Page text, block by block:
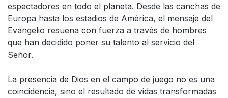
espectadores en todo el planeta. Desde las canchas de
Europa hasta los estadios de América, el mensaje del
Evangelio resuena con fuerza a través de hombres
que han decidido poner su talento al servicio del
Señor.
La presencia de Dios en el campo de juego no es una
coincidencia, sino el resultado de vidas transformadas